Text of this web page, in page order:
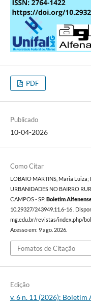
PDF
Publicado
10-04-2026
Como Citar
LOBATO MARTINS, Maria
URBANIDADES NO BAIRRO
CAMPOS - SP. Boletim
10.29327/243949.11.6-16 .
mg.edu.br/revistas/index.php/
Acesso em: 9 ago. 2026.
Fomatos de Citação
Edição
v. 6 n. 11 (2026): Boletim